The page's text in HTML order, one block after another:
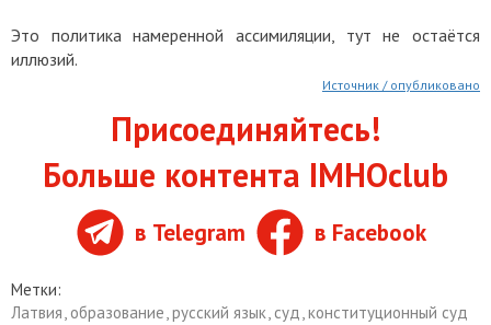
Это политика намеренной ассимиляции, тут не остаётся
иллюзий.
Источник / опубликовано
Присоединяйтесь!
Больше контента IMHOclub
в Telegram в Facebook
Метки:
Латвия, образование,русский язык, суд,конституционный суд